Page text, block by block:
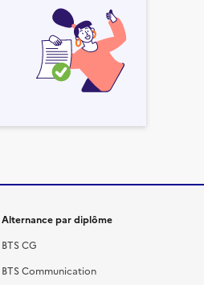
Alternance par diplôme
BTS CG
BTS Communication